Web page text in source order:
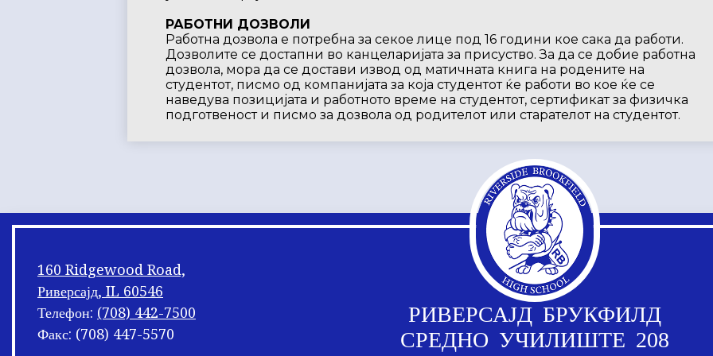
РАБОТНИ ДОЗВОЛИ
Работна дозвола е потребна за секое лице под 16 години кое сака да работи.
Дозволите се достапни во канцеларијата за присуство. За да се добие работна
дозвола, мора да се достави извод од матичната книга на родените на
студентот, писмо од компанијата за која студентот ќе работи во кое ќе се
наведува позицијата и работното време на студентот, сертификат за физичка
подготвеност и писмо за дозвола од родителот или старателот на студентот.
РИВЕРСАЈД БРУКФИЛД
СРЕДНО УЧИЛИШТЕ 208
160 Ridgewood Road,
Риверсајд, IL 60546
Телефон: (708) 442-7500
Факс: (708) 447-5570